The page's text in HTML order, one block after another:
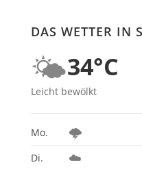
DAS WETTER IN
🌤️34°C
Leicht bewölkt
Mo. 🌩️
Di.
☁️